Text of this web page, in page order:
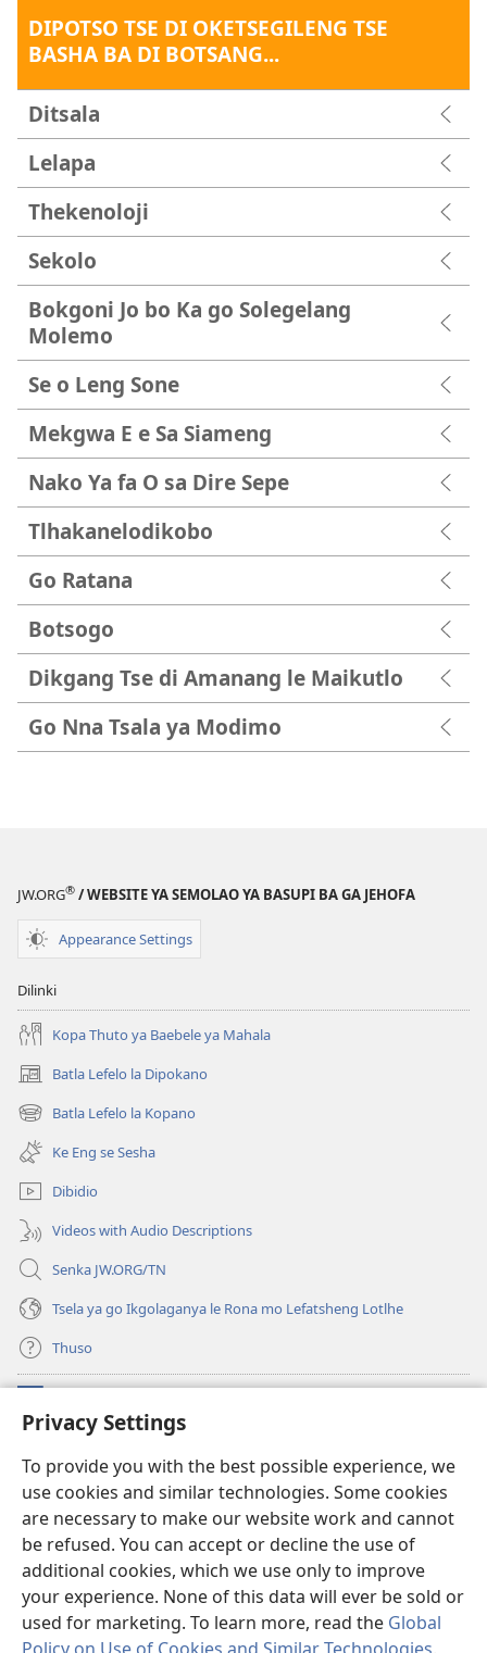
Privacy Settings
To provide you with the best possible experience, we
use cookies and similar technologies. Some cookies
are necessary to make our website work and cannot
be refused. You can accept or decline the use of
additional cookies, which we use only to improve
your experience. None of this data will ever be sold or
used for marketing. To learn more, read the Global
DIPOTSO TSE DI OKETSEGILENG TSE
BASHA BA DI BOTSANG...
Ditsala
Lelapa
Thekenoloji
Sekolo
Bokgoni Jo bo Ka go Solegelang
Molemo
Se o Leng Sone
Mekgwa E e Sa Siameng
Nako Ya fa O sa Dire Sepe
Tlhakanelodikobo
Go Ratana
Botsogo
Dikgang Tse di Amanang le Maikutlo
Go Nna Tsala ya Modimo
JW.ORG® / WEBSITE YA SEMOLAO YA BASUPI BA GA JEHOFA
Appearance Settings
Dilinki
Kopa Thuto ya Baebele ya Mahala
Batla Lefelo la Dipokano
(e
bula
tsebe
nngwe)
Batla Lefelo la Kopano
(e
bula
tsebe
e
nngwe)
Ke Eng se Sesha
Dibidio
Videos with Audio Descriptions
Senka JW.ORG/TN
Tsela ya go Ikgolaganya le Rona mo Lefatsheng Lotlhe
Thuso
(e
bula
nngwe)
LAEBORARI YA MO INTERNET
(e
bula
tsebe
e
nngwe)
JW Hub
(e
bula
tsebe
e
nngwe)
App ya JW Library